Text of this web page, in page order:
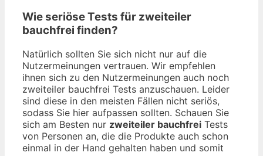
Wie seriöse Tests für zweiteiler
bauchfrei finden?
Natürlich sollten Sie sich nicht nur auf die
Nutzermeinungen vertrauen. Wir empfehlen
ihnen sich zu den Nutzermeinungen auch noch
zweiteiler bauchfrei Tests anzuschauen. Leider
sind diese in den meisten Fällen nicht seriös,
sodass Sie hier aufpassen sollten. Schauen Sie
sich am Besten nur zweiteiler bauchfrei Tests
von Personen an, die die Produkte auch schon
einmal in der Hand gehalten haben und somit